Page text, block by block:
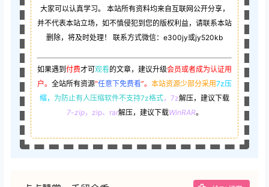
大家可以认真学习。 本站所有资料均来自互联网公开分享，
并不代表本站立场，如不慎侵犯到您的版权利益，请联系本站
删除，将及时处理！ 联系方式微信：e300jy或jy520kb
如果遇到 付费才可观看的文章，建议升级会员或者成为认证用
户。 全站所有资源“任意下免费看”。 本站资源少部分采用7z压
缩， 为防止有人压缩软件不支持7z格式，7z解压，建议下载
7-zip，zip、rar解压，建议下载WinRAR。